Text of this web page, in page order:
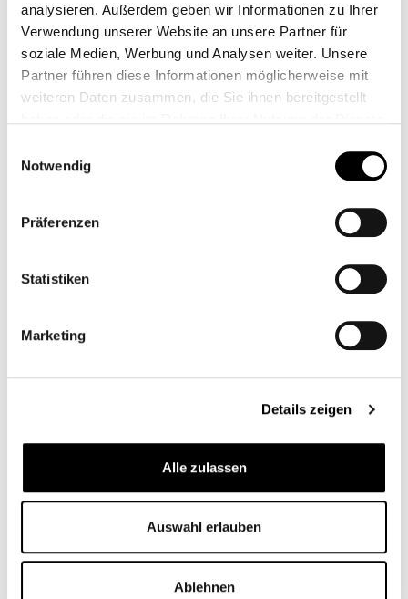
analysieren. Außerdem geben wir Informationen zu Ihrer
Verwendung unserer Website an unsere Partner für
soziale Medien, Werbung und Analysen weiter. Unsere
Partner führen diese Informationen möglicherweise mit
weiteren Daten zusammen, die Sie ihnen bereitgestellt
Notwendig
Präferenzen
Statistiken
Marketing
Details zeigen
Alle zulassen
Auswahl erlauben
Ablehnen
Preise inkl. MwSt. zzgl. Versandkosten
Farbe
Zum Merkzettel hinzufügen
Shopnr.:
Beschreibung
Diesen Taster kann man z.B. einfach mit in das Halteblech
Zubehörartikel